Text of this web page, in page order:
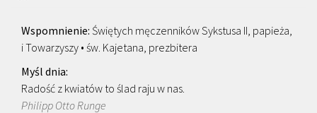
Świętych męczenników Sykstusa II, papieża,
i Towarzyszy • św. Kajetana, prezbitera
Radość z kwiatów to ślad raju w nas.
Philipp Otto Runge